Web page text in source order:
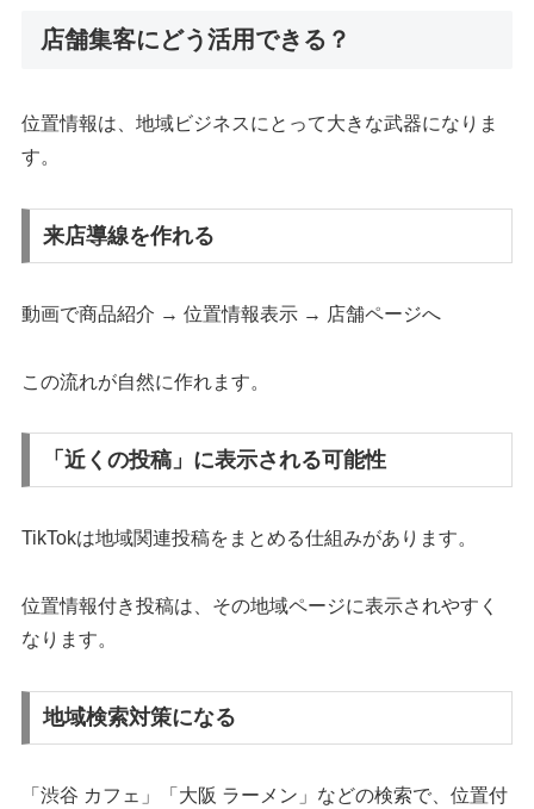
店舗集客にどう活用できる？
位置情報は、地域ビジネスにとって大きな武器になりま
す。
来店導線を作れる
動画で商品紹介 → 位置情報表示 → 店舗ページへ
この流れが自然に作れます。
「近くの投稿」に表示される可能性
TikTokは地域関連投稿をまとめる仕組みがあります。
位置情報付き投稿は、その地域ページに表示されやすく
なります。
地域検索対策になる
「渋谷 カフェ」「大阪 ラーメン」などの検索で、位置付